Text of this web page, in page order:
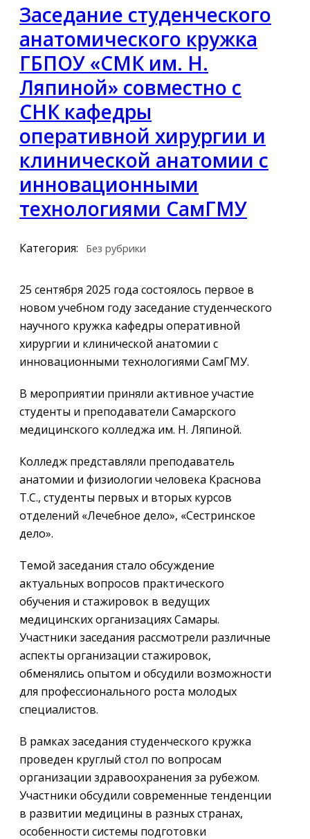
Заседание студенческого
анатомического кружка
ГБПОУ «СМК им. Н.
Ляпиной» совместно с
СНК кафедры
оперативной хирургии и
клинической анатомии с
инновационными
технологиями СамГМУ
Категория: Без рубрики
25 сентября 2025 года состоялось первое в
новом учебном году заседание студенческого
научного кружка кафедры оперативной
хирургии и клинической анатомии с
инновационными технологиями СамГМУ.
В мероприятии приняли активное участие
студенты и преподаватели Самарского
медицинского колледжа им. Н. Ляпиной.
Колледж представляли преподаватель
анатомии и физиологии человека Краснова
Т.С., студенты первых и вторых курсов
отделений «Лечебное дело», «Сестринское
дело».
Темой заседания стало обсуждение
актуальных вопросов практического
обучения и стажировок в ведущих
медицинских организациях Самары.
Участники заседания рассмотрели различные
аспекты организации стажировок,
обменялись опытом и обсудили возможности
для профессионального роста молодых
специалистов.
В рамках заседания студенческого кружка
проведен круглый стол по вопросам
организации здравоохранения за рубежом.
Участники обсудили современные тенденции
в развитии медицины в разных странах,
особенности системы подготовки